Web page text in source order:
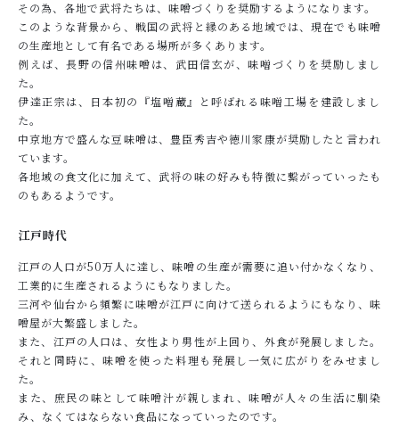
その為、各地で武将たちは、味噌づくりを奨励するようになります。
このような背景から、戦国の武将と縁のある地域では、現在でも味噌
の生産地として有名である場所が多くあります。
例えば、長野の信州味噌は、武田信玄が、味噌󠄀づくりを奨励しまし
た。
伊達正宗は、日本初の『塩噌󠄀蔵』と呼ばれる味噌󠄀工場を建設しまし
た。
中京地方で盛んな豆味噌は、豊臣秀吉や徳川家康が奨励したと言われ
ています。
各地域の食文化に加えて、武将の味の好みも特徴に繋がっていったも
のもあるようです。
江戸時代
江戸の人口が50万人に達し、味噌の生産が需要に追い付かなくなり、
工業的に生産されるようにもなりました。
三河や仙台から頻繁に味噌が江戸に向けて送られるようにもなり、味
噌屋が大繁盛しました。
また、江戸の人口は、女性より男性が上回り、外食が発展しました。
それと同時に、味噌を使った料理も発展し一気に広がりをみせまし
た。
また、庶民の味として味噌汁が親しまれ、味噌が人々の生活に馴染
み、なくてはならない食品になっていったのです。